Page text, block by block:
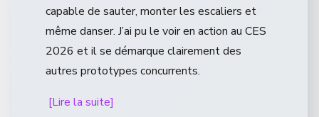
capable de sauter, monter les escaliers et
même danser. J’ai pu le voir en action au CES
2026 et il se démarque clairement des
autres prototypes concurrents.
[Lire la suite]